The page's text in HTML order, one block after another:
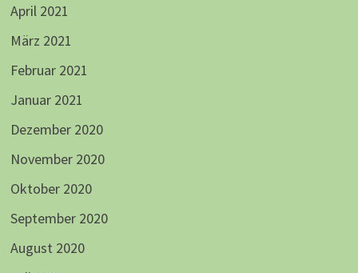
April 2021
März 2021
Februar 2021
Januar 2021
Dezember 2020
November 2020
Oktober 2020
September 2020
August 2020